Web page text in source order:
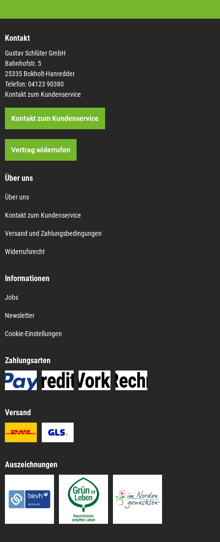
Kontakt
Gustav Schlüter GmbH
Bahnhofstr. 5
25335 Bokholt-Hanredder
Telefon: 04123 90380
Kontakt zum Kundenservice
Kontakt zum Kundenservice
Vertrag widerrufen
Über uns
Über uns
Kontakt zum Kundenservice
Versand und Zahlungsbedingungen
Widerrufsrecht
Informationen
Jobs
Newsletter
Cookie-Einstellungen
Zahlungsarten
Versand
Auszeichnungen